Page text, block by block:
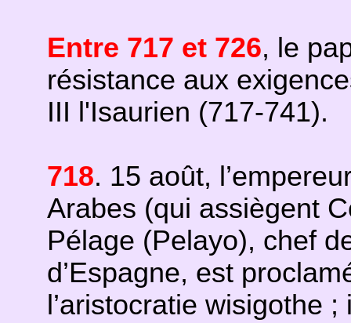
Entre 717 et 726, le
résistance aux
III l'Isaurien (717-741).
718. 15 août,
Arabes (qui assiègent
Pélage (Pelayo), chef
d’Espagne, est
l’aristocratie wisigothe